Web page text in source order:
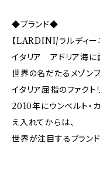
◆ブランド◆
【LARDINI/ラルディー
イタリア アドリア海に
世界の名だたるメゾン
イタリア屈指のファクト
2010年にウンベルト・
え入れてからは、
世界が注目するブラン